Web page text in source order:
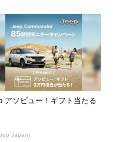
アソビュー！ギフト当たる
Japan)